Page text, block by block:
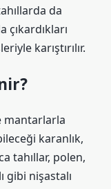
da
karıştırılır.
mantarlarla
karanlık,
tahıllar, polen,
gibi nişastalı